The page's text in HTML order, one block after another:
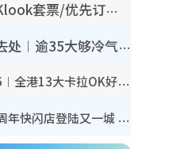
人夫集团｜Klook套票/优先订票/公开售票抢票攻略！附票价.购票连结.场地座位表
香港室内好去处︱逾35大够冷气室内好去处推荐 室内活动免费避雨无惧下雨
KTV推荐2026︱全港13大卡拉OK好去处！最低36元起 日语歌都有！(附地址+收费详情)
小熊维尼100周年快闪店登陆又一城 重现百亩森林经典场景／独家限定盲盒登场／专属DIY香水